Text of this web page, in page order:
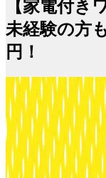
【家電付き
未経験の方
円！